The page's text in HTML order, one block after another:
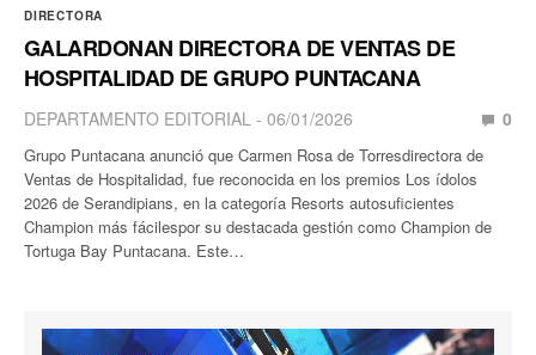
DIRECTORA
GALARDONAN DIRECTORA DE VENTAS DE
HOSPITALIDAD DE GRUPO PUNTACANA
DEPARTAMENTO EDITORIAL 06/01/2026 0
Grupo Puntacana anunció que Carmen Rosa de Torresdirectora de
Ventas de Hospitalidad, fue reconocida en los premios Los ídolos
2026 de Serandipians, en la categoría Resorts autosuficientes
Champion más fácilespor su destacada gestión como Champion de
Tortuga Bay Puntacana. Este…
Reproductor